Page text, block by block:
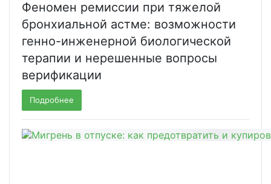
Феномен ремиссии при тяжелой
бронхиальной астме: возможности
генно-инженерной биологической
терапии и нерешенные вопросы
верификации
Подробнее